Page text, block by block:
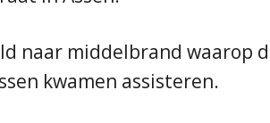
naar middelbrand waarop
kwamen assisteren.